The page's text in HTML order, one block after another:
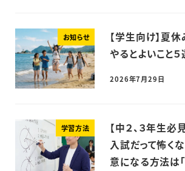
お知らせ
【学生向け】夏
やるとよいこと５
2026年7月29日
学習方法
【中２、３年生必
入試だって怖く
意になる方法は